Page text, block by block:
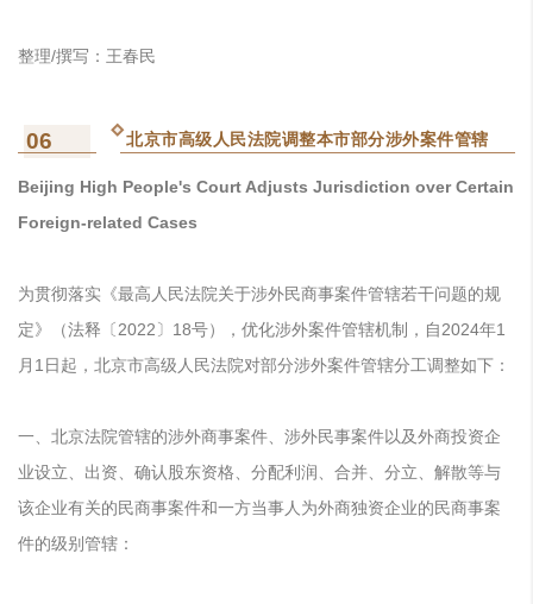
整理/撰写：王春民
06 北京市高级人民法院调整本市部分涉外案件管辖
Beijing High People's Court Adjusts Jurisdiction over Certain
Foreign-related Cases
为贯彻落实《最高人民法院关于涉外民商事案件管辖若干问题的规
定》（法释〔2022〕18号），优化涉外案件管辖机制，自2024年1
月1日起，北京市高级人民法院对部分涉外案件管辖分工调整如下：
一、北京法院管辖的涉外商事案件、涉外民事案件以及外商投资企
业设立、出资、确认股东资格、分配利润、合并、分立、解散等与
该企业有关的民商事案件和一方当事人为外商独资企业的民商事案
件的级别管辖：